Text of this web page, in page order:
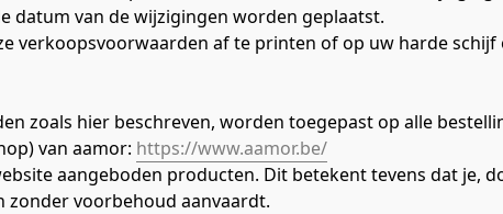
datum van de wijzigingen worden geplaatst.
verkoopsvoorwaarden af te printen of op uw harde
zoals hier beschreven, worden toegepast op alle
van aamor: https://www.aamor.be/
aangeboden producten. Dit betekent tevens dat je,
voorbehoud aanvaardt.